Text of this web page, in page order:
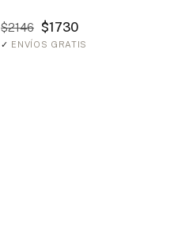
$2146 $1730
✓ ENVÍOS GRATIS